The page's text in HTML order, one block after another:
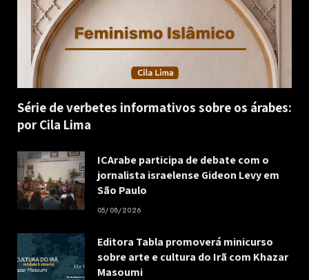
Série de verbetes informativos sobre os árabes:
por Cila Lima
ICArabe participa de debate com o
jornalista israelense Gideon Levy em
São Paulo
05/08/2026
Editora Tabla promoverá minicurso
sobre arte e cultura do Irã com Khazar
Masoumi